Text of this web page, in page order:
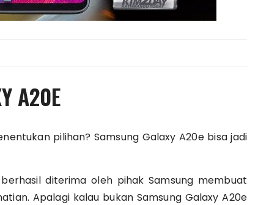
A20E
pilihan? Samsung Galaxy A20e bisa jadi
diterima oleh pihak Samsung membuat
Apalagi kalau bukan Samsung Galaxy A20e